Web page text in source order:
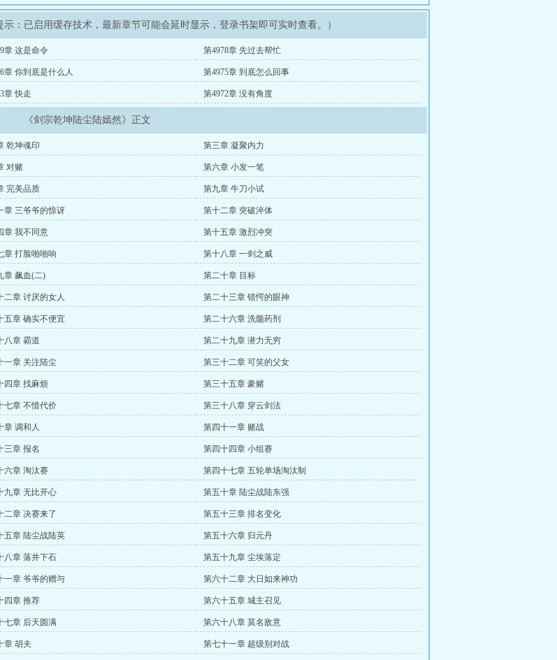
示：已启用缓存技术，最新章节可能会延时显示，登录书架即可实时查看。）
章 这是命令 第4978章 先过去帮忙
章 你到底是什么人 第4975章 到底怎么回事
章 快走 第4972章 没有角度
《剑宗乾坤陆尘陆嫣然》正文
乾坤魂印 第三章 凝聚内力
对赌 第六章 小发一笔
完美品质 第九章 牛刀小试
章 三爷爷的惊讶 第十二章 突破淬体
章 我不同意 第十五章 激烈冲突
章 打脸啪啪响 第十八章 一剑之威
章 飙血(二) 第二十章 目标
二章 讨厌的女人 第二十三章 错愕的眼神
五章 确实不便宜 第二十六章 洗髓药剂
八章 霸道 第二十九章 潜力无穷
一章 关注陆尘 第三十二章 可笑的父女
四章 找麻烦 第三十五章 豪赌
七章 不惜代价 第三十八章 穿云剑法
章 调和人 第四十一章 赌战
三章 报名 第四十四章 小组赛
六章 淘汰赛 第四十七章 五轮单场淘汰制
九章 无比开心 第五十章 陆尘战陆东强
二章 决赛来了 第五十三章 排名变化
五章 陆尘战陆英 第五十六章 归元丹
八章 落井下石 第五十九章 尘埃落定
一章 爷爷的赠与 第六十二章 大日如来神功
四章 推荐 第六十五章 城主召见
七章 后天圆满 第六十八章 莫名敌意
章 胡夫 第七十一章 超级别对战